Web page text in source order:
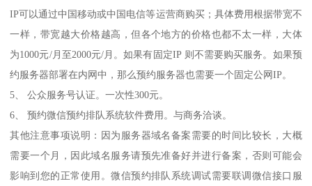
IP可以通过中国移动或中国电信等运营商购买；具体费用根据带宽不
一样，带宽越大价格越高，但各个地方的价格也都不太一样，大体
为1000元/月至2000元/月。如果有固定IP 则不需要购买服务。如果预
约服务器部署在内网中，那么预约服务器也需要一个固定公网IP。
5、 公众服务号认证。一次性300元。
6、 预约微信预约排队系统软件费用。与商务洽谈。
其他注意事项说明：因为服务器域名备案需要的时间比较长，大概
需要一个月，因此域名服务请预先准备好并进行备案，否则可能会
影响到您的正常使用。微信预约排队系统调试需要联调微信接口服